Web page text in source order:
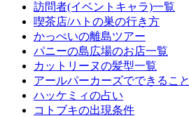
訪問者(イベントキャラ)一覧
喫茶店/ハトの巣の行き方
かっぺいの離島ツアー
パニーの島広場のお店一覧
カットリーヌの髪型一覧
アールパーカーズでできること
ハッケミィの占い
コトブキの出現条件